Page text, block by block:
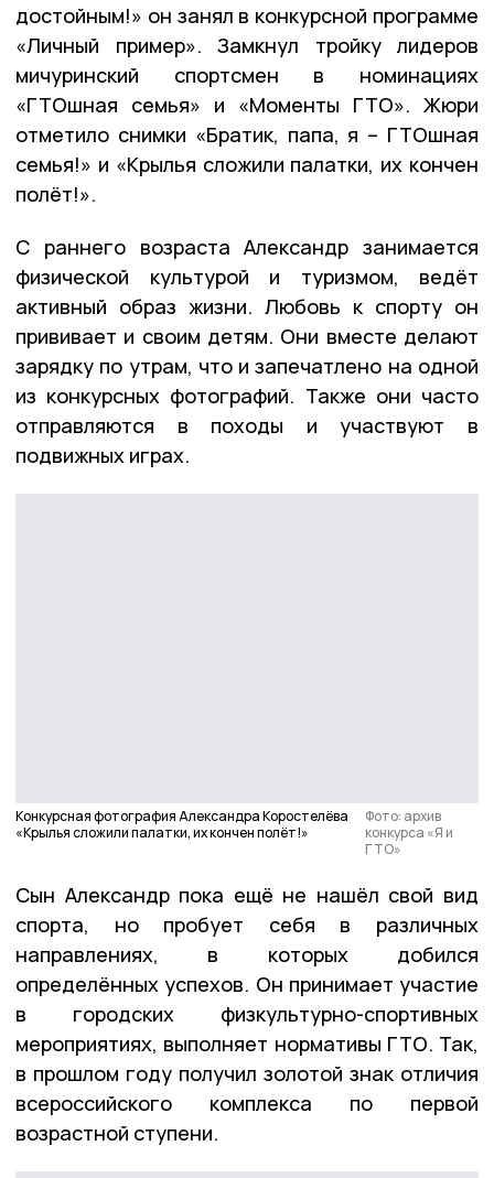
достойным!» он занял в конкурсной программе
«Личный пример». Замкнул тройку лидеров
мичуринский спортсмен в номинациях
«ГТОшная семья» и «Моменты ГТО». Жюри
отметило снимки «Братик, папа, я – ГТОшная
семья!» и «Крылья сложили палатки, их кончен
полёт!».
С раннего возраста Александр занимается
физической культурой и туризмом, ведёт
активный образ жизни. Любовь к спорту он
прививает и своим детям. Они вместе делают
зарядку по утрам, что и запечатлено на одной
из конкурсных фотографий. Также они часто
отправляются в походы и участвуют в
подвижных играх.
Конкурсная фотография Александра Коростелёва
«Крылья сложили палатки, их кончен полёт!»
Фото: архив
конкурса «Я и
ГТО»
Сын Александр пока ещё не нашёл свой вид
спорта, но пробует себя в различных
направлениях, в которых добился
определённых успехов. Он принимает участие
в городских физкультурно-спортивных
мероприятиях, выполняет нормативы ГТО. Так,
в прошлом году получил золотой знак отличия
всероссийского комплекса по первой
возрастной ступени.